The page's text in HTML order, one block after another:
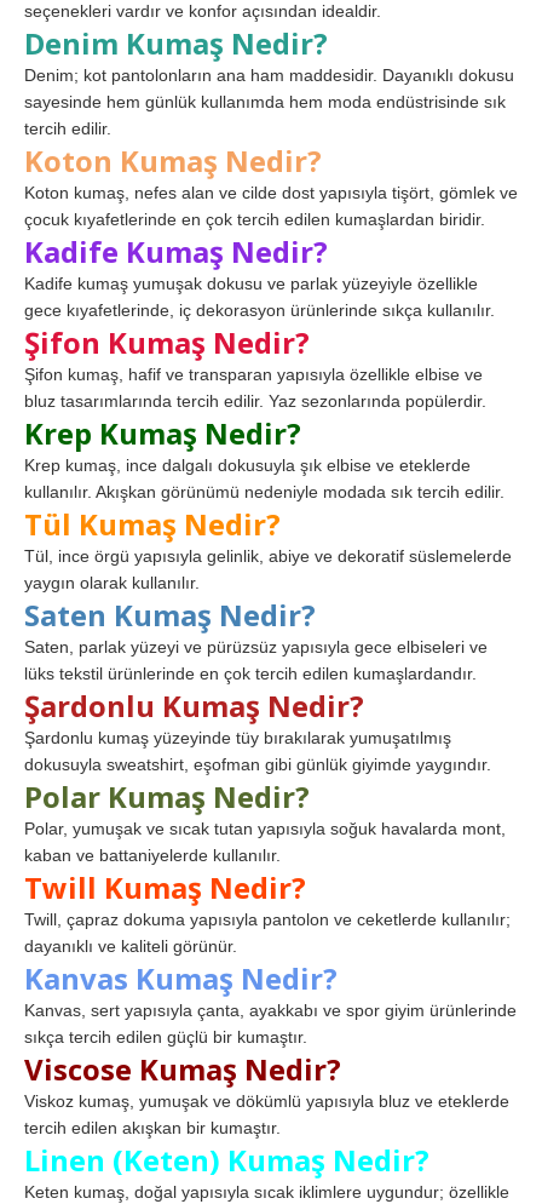
seçenekleri vardır ve konfor açısından idealdir.
Denim Kumaş Nedir?
Denim; kot pantolonların ana ham maddesidir. Dayanıklı dokusu
sayesinde hem günlük kullanımda hem moda endüstrisinde sık
tercih edilir.
Koton Kumaş Nedir?
Koton kumaş, nefes alan ve cilde dost yapısıyla tişört, gömlek ve
çocuk kıyafetlerinde en çok tercih edilen kumaşlardan biridir.
Kadife Kumaş Nedir?
Kadife kumaş yumuşak dokusu ve parlak yüzeyiyle özellikle
gece kıyafetlerinde, iç dekorasyon ürünlerinde sıkça kullanılır.
Şifon Kumaş Nedir?
Şifon kumaş, hafif ve transparan yapısıyla özellikle elbise ve
bluz tasarımlarında tercih edilir. Yaz sezonlarında popülerdir.
Krep Kumaş Nedir?
Krep kumaş, ince dalgalı dokusuyla şık elbise ve eteklerde
kullanılır. Akışkan görünümü nedeniyle modada sık tercih edilir.
Tül Kumaş Nedir?
Tül, ince örgü yapısıyla gelinlik, abiye ve dekoratif süslemelerde
yaygın olarak kullanılır.
Saten Kumaş Nedir?
Saten, parlak yüzeyi ve pürüzsüz yapısıyla gece elbiseleri ve
lüks tekstil ürünlerinde en çok tercih edilen kumaşlardandır.
Şardonlu Kumaş Nedir?
Şardonlu kumaş yüzeyinde tüy bırakılarak yumuşatılmış
dokusuyla sweatshirt, eşofman gibi günlük giyimde yaygındır.
Polar Kumaş Nedir?
Polar, yumuşak ve sıcak tutan yapısıyla soğuk havalarda mont,
kaban ve battaniyelerde kullanılır.
Twill Kumaş Nedir?
Twill, çapraz dokuma yapısıyla pantolon ve ceketlerde kullanılır;
dayanıklı ve kaliteli görünür.
Kanvas Kumaş Nedir?
Kanvas, sert yapısıyla çanta, ayakkabı ve spor giyim ürünlerinde
sıkça tercih edilen güçlü bir kumaştır.
Viscose Kumaş Nedir?
Viskoz kumaş, yumuşak ve dökümlü yapısıyla bluz ve eteklerde
tercih edilen akışkan bir kumaştır.
Linen (Keten) Kumaş Nedir?
Keten kumaş, doğal yapısıyla sıcak iklimlere uygundur; özellikle